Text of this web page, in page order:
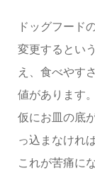
ドッグフード
変更するとい
え、食べやす
値があります。
仮にお皿の底
っ込まなけれ
これが苦痛に